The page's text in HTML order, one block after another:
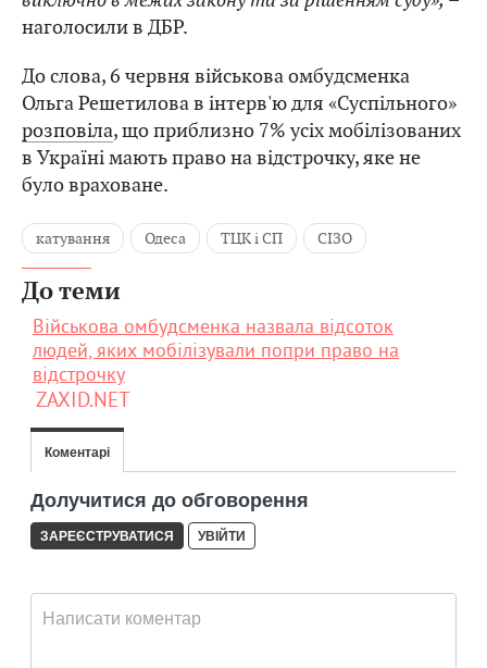
наголосили в ДБР.
До слова, 6 червня військова омбудсменка
Ольга Решетилова в інтерв'ю для «Суспільного»
розповіла, що приблизно 7% усіх мобілізованих
в Україні мають право на відстрочку, яке не
було враховане.
катування Одеса ТЦК і СП СІЗО
До теми
Військова омбудсменка назвала відсоток
людей, яких мобілізували попри право на
відстрочку
ZAXID.NET